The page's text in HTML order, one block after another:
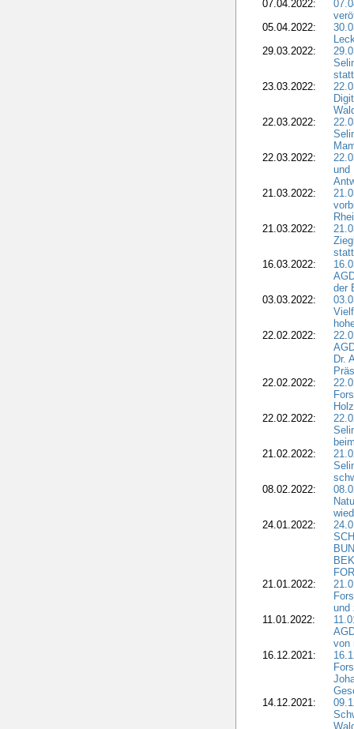
07.04.2022:
05.04.2022:
29.03.2022:
23.03.2022:
22.03.2022:
22.03.2022:
und
21.03.2022:
21.03.2022:
16.03.2022:
der
03.03.2022:
22.02.2022:
Dr.
22.02.2022:
22.02.2022:
21.02.2022:
08.02.2022:
24.01.2022:
21.01.2022:
und
11.01.2022:
von
16.12.2021:
14.12.2021: